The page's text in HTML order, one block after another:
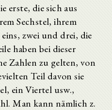
erste, die sich aus
Sechstel, ihrem
zwei und drei, die
haben bei dieser
Zahlen zu gelten, von
Teil davon sie
ein Viertel usw.,
Man kann nämlich z.